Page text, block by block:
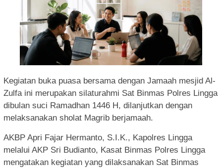
Kegiatan buka puasa bersama dengan Jamaah mesjid Al-
Zulfa ini merupakan silaturahmi Sat Binmas Polres Lingga
dibulan suci Ramadhan 1446 H, dilanjutkan dengan
melaksanakan sholat Magrib berjamaah.
AKBP Apri Fajar Hermanto, S.I.K., Kapolres Lingga
melalui AKP Sri Budianto, Kasat Binmas Polres Lingga
mengatakan kegiatan yang dilaksanakan Sat Binmas